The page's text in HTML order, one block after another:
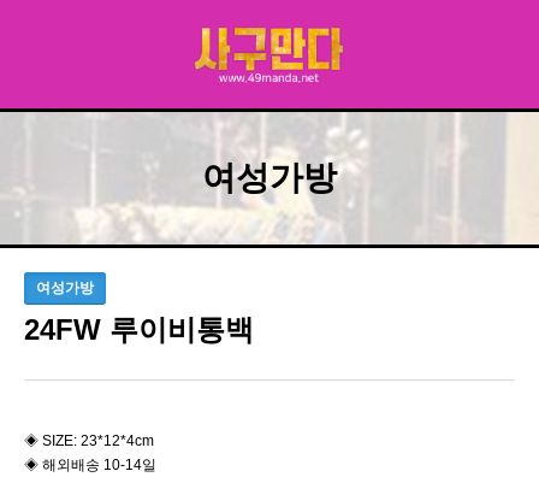
여성가방
여성가방
24FW 루이비통백
◈ SIZE: 23*12*4cm
◈ 해외배송 10-14일